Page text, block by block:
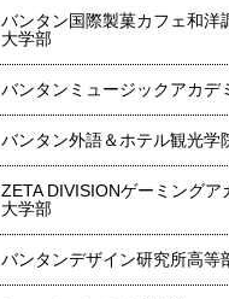
バンタン国際製菓カフェ和洋
大学部
バンタンミュージックアカデ
バンタン外語＆ホテル観光学
ZETA DIVISIONゲーミングア
大学部
バンタンデザイン研究所高等